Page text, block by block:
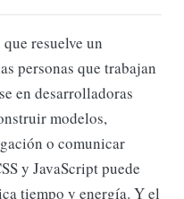
resuelve un
personas que trabajan
en desarrolladoras
modelos,
o comunicar
y JavaScript puede
tiempo y energía. Y el